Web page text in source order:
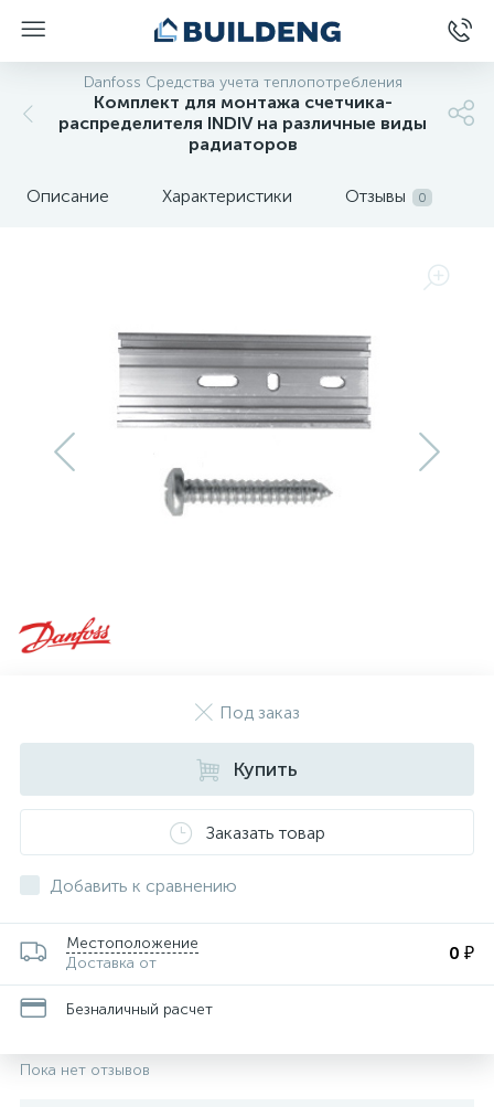
Danfoss Средства учета теплопотребления
Комплект для монтажа счетчика-
распределителя INDIV на различные виды
радиаторов
Описание Характеристики Отзывы 0
Под заказ
Купить
Заказать товар
Добавить к сравнению
Местоположение
Доставка от
0 ₽
Безналичный расчет
Пока нет отзывов